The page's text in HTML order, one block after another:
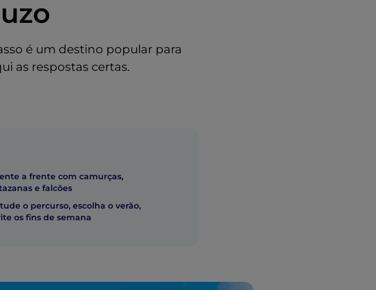
é um destino popular para
as respostas certas.
a frente com camurças,
e falcões
o percurso, escolha o verão,
os fins de semana